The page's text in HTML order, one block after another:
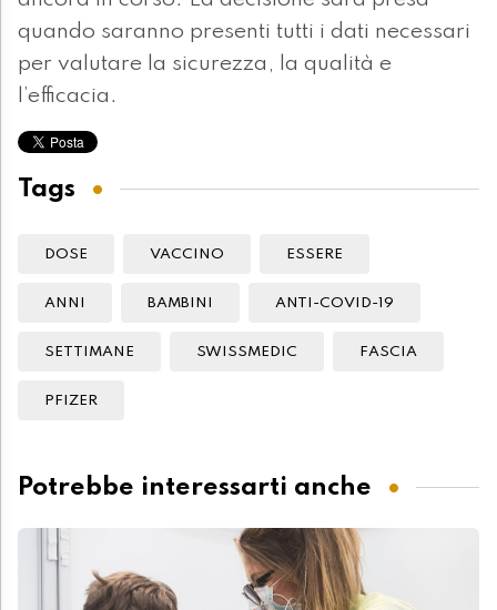
quando saranno presenti tutti i dati necessari
per valutare la sicurezza, la qualità e
l’efficacia.
Tags
DOSE VACCINO ESSERE
ANNI BAMBINI ANTI-COVID-19
SETTIMANE SWISSMEDIC FASCIA
PFIZER
Potrebbe interessarti anche